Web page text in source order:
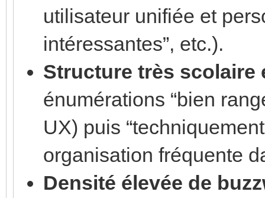
utilisateur unifiée et
intéressantes”, etc.).
Structure très scolaire
énumérations “bien
UX) puis
organisation fréquente
Densité élevée de